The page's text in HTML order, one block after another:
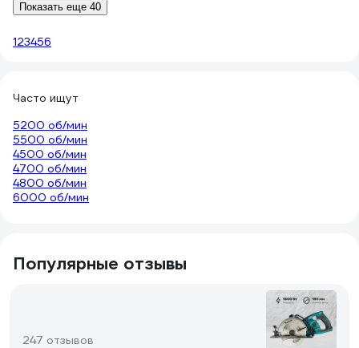
Показать еще 40
123456
Часто ищут
5200 об/мин
5500 об/мин
4500 об/мин
4700 об/мин
4800 об/мин
6000 об/мин
Популярные отзывы
247 отзывов